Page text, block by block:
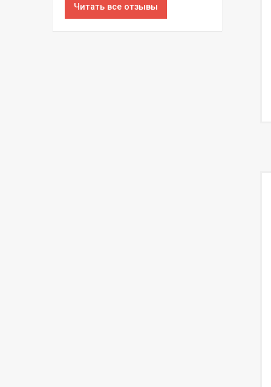
Читать все отзывы